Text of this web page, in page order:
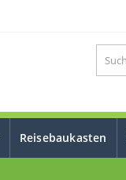
Reisebaukasten